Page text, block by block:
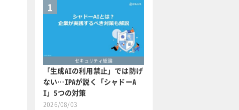
1
セキュリティ総論
「生成AIの利用禁止」では防げ
ない…IPAが説く「シャドーA
I」5つの対策
2026/08/03